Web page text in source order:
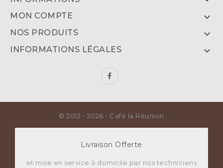
MON COMPTE 
NOS PRODUITS 
INFORMATIONS LÉGALES 
© 2012 - 2026 - Café la Réunion
Livraison Offerte
et mise en service à domicile par nos techniciens